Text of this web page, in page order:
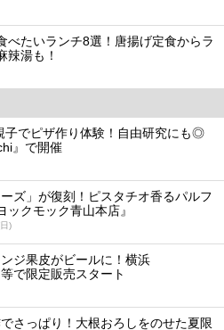
べたいランチ8選！唐揚げ定食からラ
辣湯も！
子でピザ作り体験！自由研究にも◎
』で開催
ズ」が復刻！ピスタチオ香るパルフ
ックモック青山本店』
)
ジ果皮がビールに！横浜
で限定販売スタート
さっぱり！大根おろしをのせた夏限